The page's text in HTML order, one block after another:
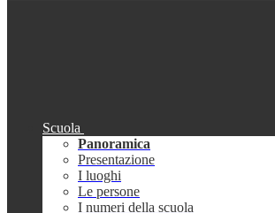
Scuola
Panoramica
Presentazione
I luoghi
Le persone
I numeri della scuola